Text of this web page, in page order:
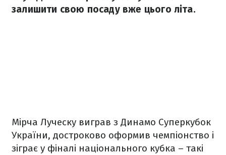
залишити свою посаду вже цього літа.
Мірча Луческу виграв з Динамо Суперкубок
України, достроково оформив чемпіонство і
зіграє у фіналі національного кубка – такі